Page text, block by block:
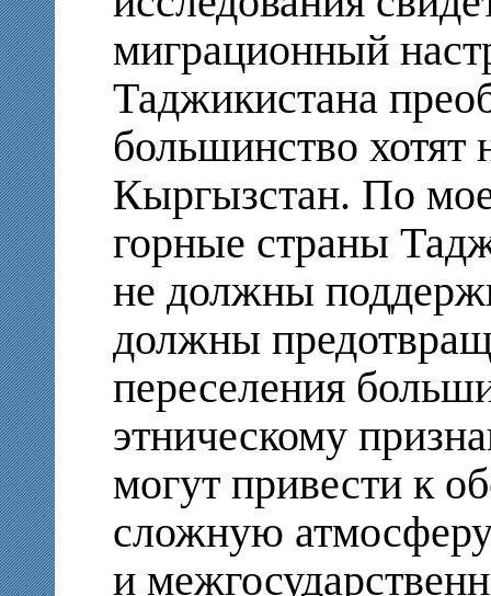
миграционный
Таджикистана
большинство хотят
Кыргызстан. По
горные страны
не должны
должны
переселения
этническому
могут привести к
сложную
и